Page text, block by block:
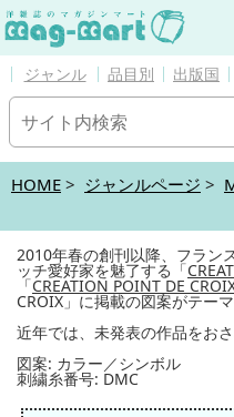
ジャンル 品目別 出版国
HOME > ジャンルページ >
2010年春の創刊以降、フラン
ッチ愛好家を魅了する「
「CREATION POINT DE
CROIX」に掲載の図案がテー
近年では、未発表の作品をお
図案: カラー／シンボル
刺繍糸番号: DMC